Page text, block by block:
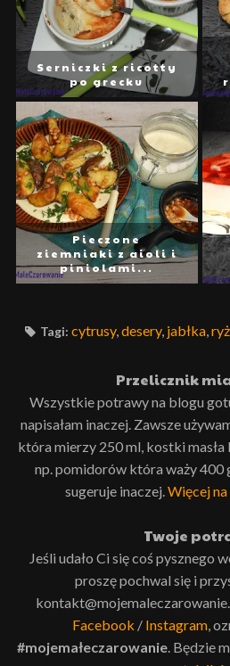
Serniczki z ricotty
po grecku
Pieczone
ziemniaki z aioli i
piniolami...
Tagi: cytrusy,desery, jabłka,ryż
Przelicznik
Wszystkie potrawy na blogu
napisałam inaczej. Zawsze
która mierzy 250 ml, kostki
np. pomidorów która waży 400
sugeruje inaczej.Więcej
Twoje
Jeśli udało Ci się coś pysznego
proszę pochwal się i
Facebook / Instagram,
#mojemałeczarowanie. Będzie